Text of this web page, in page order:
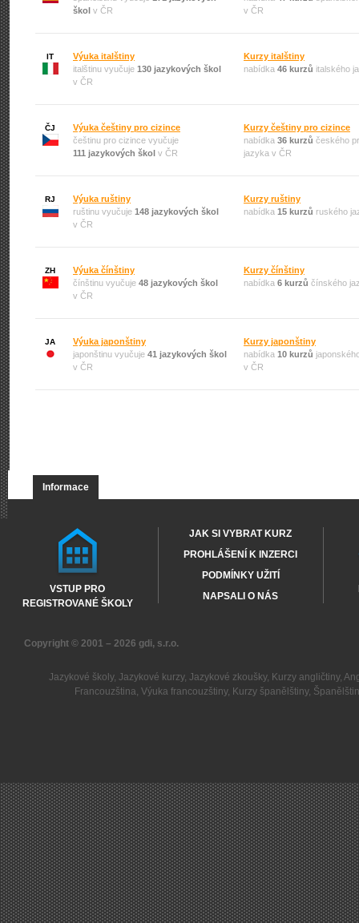
škol v ČR
v ČR
IT
Výuka italštiny
italštinu vyučuje 130 jazykových škol
v ČR
Kurzy italštiny
nabídka 46 kurzů italského
ČJ
Výuka češtiny pro cizince
češtinu pro cizince vyučuje
111 jazykových škol v ČR
Kurzy češtiny pro cizince
nabídka 36 kurzů českého
jazyka v ČR
RJ
Výuka ruštiny
ruštinu vyučuje 148 jazykových škol
v ČR
Kurzy ruštiny
nabídka 15 kurzů ruského
ZH
Výuka čínštiny
čínštinu vyučuje 48 jazykových škol
v ČR
Kurzy čínštiny
nabídka 6 kurzů čínského
JA
Výuka japonštiny
japonštinu vyučuje 41 jazykových škol
v ČR
Kurzy japonštiny
nabídka 10 kurzů
v ČR
Informace
VSTUP PRO
REGISTROVANÉ ŠKOLY
JAK SI VYBRAT KURZ
PROHLÁŠENÍ K INZERCI
PODMÍNKY UŽITÍ
NAPSALI O NÁS
Copyright © 2001 – 2026 gdi, s.r.o.
Jazykové školy, Jazykové kurzy, Jazykové zkoušky, Kurzy angličtiny,
Francouzština,Výuka francouzštiny, Kurzy španělštiny,